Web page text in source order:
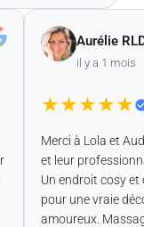
Aurélie RLD
il y a 1 mois
★★★★★
Merci à Lola et
et leur
Un endroit cosy et
pour une vraie
amoureux.